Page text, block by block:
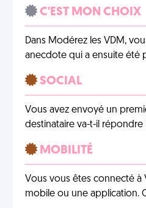
C'EST MON CHOIX
Dans Modérez les VDM,
anecdote qui a ensuite été
SOCIAL
Vous avez envoyé un
destinataire va-t-il répondre
MOBILITÉ
Vous vous êtes connecté à
mobile ou une application.